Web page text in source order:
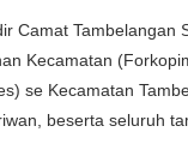
Camat Tambelangan
Kecamatan
se Kecamatan
beserta seluruh